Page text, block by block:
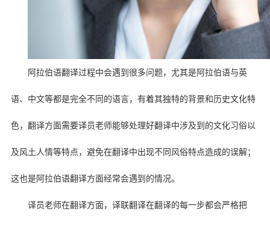
阿拉伯语翻译过程中会遇到很多问题，尤其是阿拉伯语与英
语、中文等都是完全不同的语言，有着其独特的背景和历史文化特
色，翻译方面需要译员老师能够处理好翻译中涉及到的文化习俗以
及风土人情等特点，避免在翻译中出现不同风俗特点造成的误解；
这也是阿拉伯语翻译方面经常会遇到的情况。
译员老师在翻译方面，译联翻译在翻译的每一步都会严格把